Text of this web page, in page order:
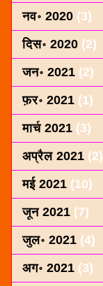
नव॰ 2020 (3)
दिस॰ 2020 (2)
जन॰ 2021 (2)
फ़र॰ 2021 (1)
मार्च 2021 (3)
अप्रैल 2021 (2)
मई 2021 (10)
जून 2021 (7)
जुल॰ 2021 (4)
अग॰ 2021 (3)